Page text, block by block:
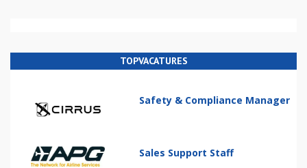
TOPVACATURES
Safety & Compliance Manager
Sales Support Staff